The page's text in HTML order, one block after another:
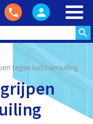
tegen luchtvervuiling